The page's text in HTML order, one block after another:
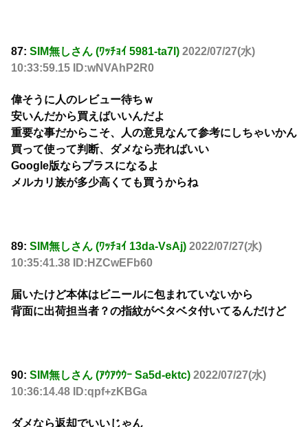
87: SIM無しさん (ﾜｯﾁｮｲ 5981-ta7l) 2022/07/27(水)
10:33:59.15 ID:wNVAhP2R0
偉そうに人のレビュー待ちｗ
安いんだから買えばいいんだよ
重要な事だからこそ、人の意見なんて参考にしちゃいかん
買って使って判断、ダメなら売ればいい
Google版ならプラスになるよ
メルカリ族が多少高くても買うからね
89: SIM無しさん (ﾜｯﾁｮｲ 13da-VsAj) 2022/07/27(水)
10:35:41.38 ID:HZCwEFb60
届いたけど本体はビニールに包まれていないから
背面に出荷担当者？の指紋がベタベタ付いてるんだけど
90: SIM無しさん (ｱｳｱｳｳｰ Sa5d-ektc) 2022/07/27(水)
10:36:14.48 ID:qpf+zKBGa
ダメなら返却でいいじゃん